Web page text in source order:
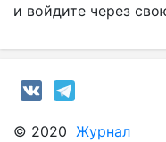
и войдите через
© 2020 Журнал